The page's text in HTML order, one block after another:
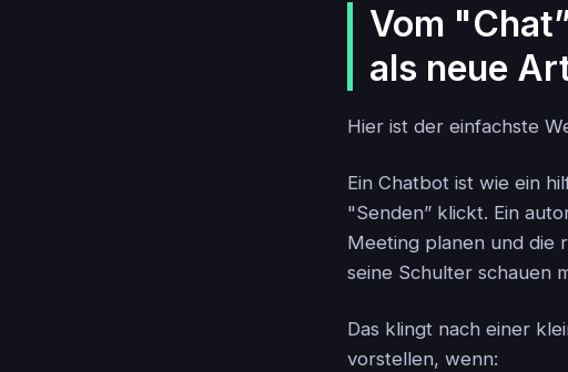
Vom
als neue
Hier ist der einfachste
Ein Chatbot ist wie ein
"Senden” klickt. Ein
Meeting planen und die
seine Schulter schauen
Das klingt nach einer
vorstellen, wenn: